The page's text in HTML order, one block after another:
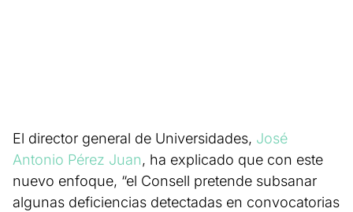
El director general de Universidades, José
Antonio Pérez Juan, ha explicado que con este
nuevo enfoque, “el Consell pretende subsanar
algunas deficiencias detectadas en convocatorias